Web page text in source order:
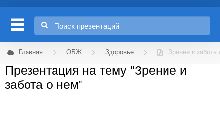
Главная ОБЖ Здоровье Зрение и забота
Презентация на тему "Зрение и
забота о нем"